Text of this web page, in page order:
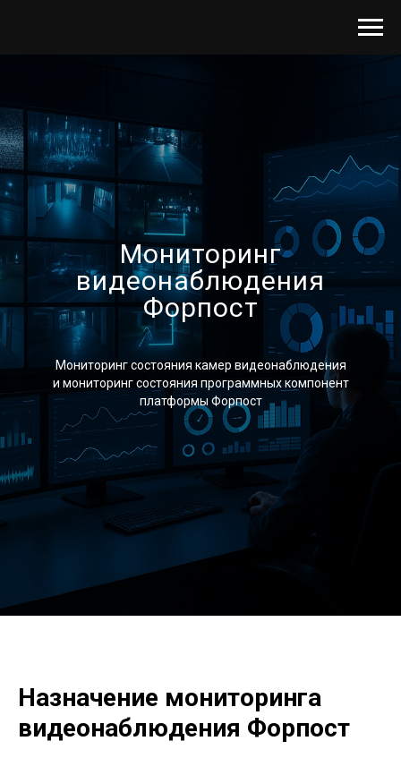
Мониторинг
видеонаблюдения
Форпост
Мониторинг состояния камер видеонаблюдения
и мониторинг состояния программных компонент
платформы Форпост
Назначение мониторинга
видеонаблюдения Форпост